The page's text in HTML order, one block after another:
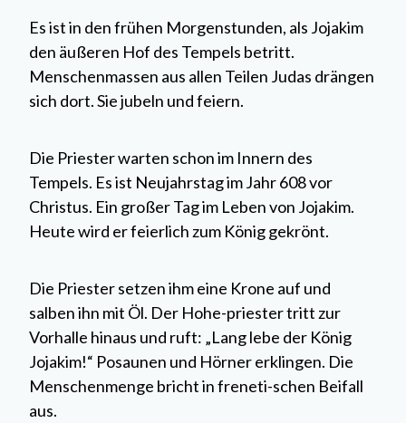
Es ist in den frühen Morgenstunden, als Jojakim
den äußeren Hof des Tempels betritt.
Menschenmassen aus allen Teilen Judas drängen
sich dort. Sie jubeln und feiern.
Die Priester warten schon im Innern des
Tempels. Es ist Neujahrstag im Jahr 608 vor
Christus. Ein großer Tag im Leben von Jojakim.
Heute wird er feierlich zum König gekrönt.
Die Priester setzen ihm eine Krone auf und
salben ihn mit Öl. Der Hohe-priester tritt zur
Vorhalle hinaus und ruft: „Lang lebe der König
Jojakim!“ Posaunen und Hörner erklingen. Die
Menschenmenge bricht in freneti-schen Beifall
aus.